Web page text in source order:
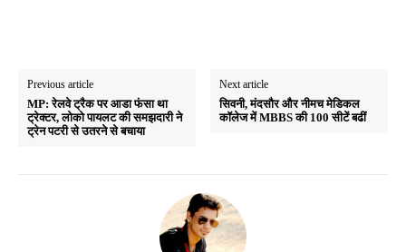
Previous article
MP: रेलवे ट्रैक पर आडा फंसा था
ट्रेक्टर, लोको पायलट की समझदारी ने
ट्रेन पटरी से उतरने से बचाया
Next article
सिवनी, मंदसौर और नीमच मेडिकल
कॉलेज में MBBS की 100 सीटें बढीं